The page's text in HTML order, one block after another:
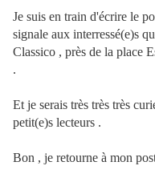
Je suis en train d'écrire le
signale aux interressé(e)s
Classico , près de la place
.
Et je serais très très très
petit(e)s lecteurs .
Bon , je retourne à mon